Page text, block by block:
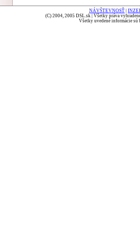
NÁVŠTEVNOSŤ
(C) 2004, 2005 DSL.sk | Všetky práva
Všetky uvedené informácie sú